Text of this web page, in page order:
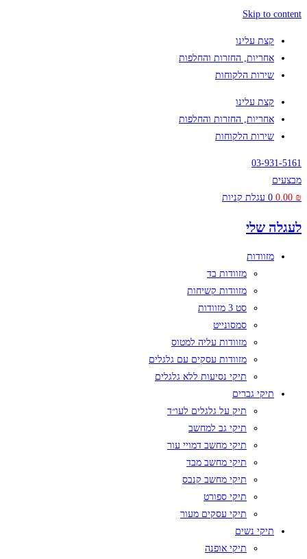
Skip to content
קצת עלינו
אחריות, החזרות והחלפות
שירות הלקוחות
קצת עלינו
אחריות, החזרות והחלפות
שירות הלקוחות
03-931-5161
מבצעים
0.00 ₪
0 עגלת קניות
לעגלה שלי
מזוודות
מזוודות בד
מזוודות קשיחות
סט 3 מזוודות
סמסונייט
מזוודות עליה למטוס
מזוודות עסקים עם גלגלים
תיקי נסיעות ללא גלגלים
תיקי גברים
תיק על גלגלים לעו״ד
תיקי גב למחשב
תיקי מחשב דמויי עור
תיקי מחשב מבד
תיקי מחשב קנבס
תיקי ספורט
תיקי עסקים מעור
תיקי נשים
תיקי אופנה